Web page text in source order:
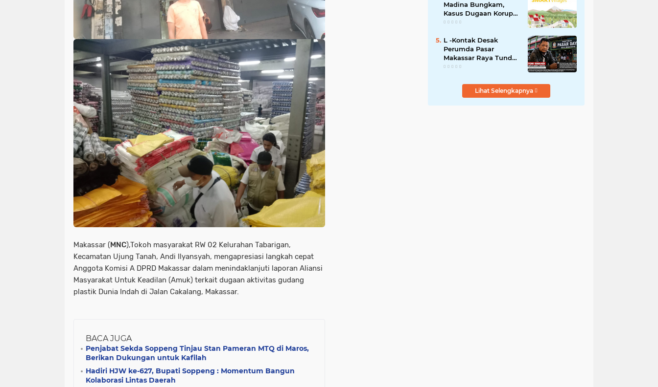
Makassar (MNC),Tokoh masyarakat RW 02 Kelurahan Tabarigan,
Kecamatan Ujung Tanah, Andi Ilyansyah, mengapresiasi langkah cepat
Anggota Komisi A DPRD Makassar dalam menindaklanjuti laporan Aliansi
Masyarakat Untuk Keadilan (Amuk) terkait dugaan aktivitas gudang
plastik Dunia Indah di Jalan Cakalang, Makassar.
BACA JUGA
Penjabat Sekda Soppeng Tinjau Stan Pameran MTQ di Maros,
Berikan Dukungan untuk Kafilah
Hadiri HJW ke-627, Bupati Soppeng : Momentum Bangun
Kolaborasi Lintas Daerah
Madina Bungkam,
Kasus Dugaan Korupsi
Smart Village Makin
L -Kontak Desak
Perumda Pasar
Makassar Raya Tunda
Penyegelan Kios Pasar
Lihat Selengkapnya